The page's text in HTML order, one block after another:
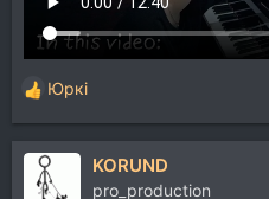
Р
е
а
Юркi
KORUND
pro_production